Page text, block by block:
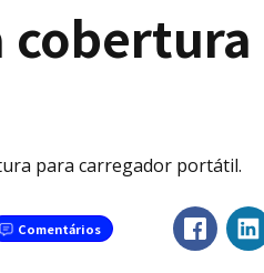
cobertura
para carregador portátil.
Comentários